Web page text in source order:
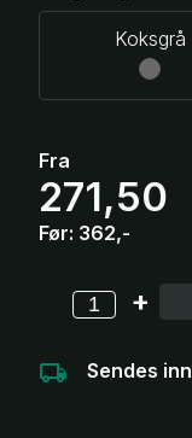
Koksgrå
Fra
271,50
Før: 362,-
+
Sendes